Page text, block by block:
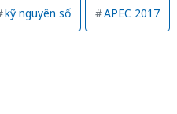
kỹ nguyên số APEC 2017